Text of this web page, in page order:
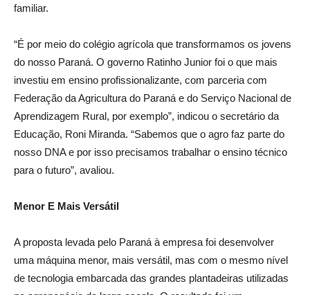
familiar.
“É por meio do colégio agrícola que transformamos os jovens
do nosso Paraná. O governo Ratinho Junior foi o que mais
investiu em ensino profissionalizante, com parceria com
Federação da Agricultura do Paraná e do Serviço Nacional de
Aprendizagem Rural, por exemplo”, indicou o secretário da
Educação, Roni Miranda. “Sabemos que o agro faz parte do
nosso DNA e por isso precisamos trabalhar o ensino técnico
para o futuro”, avaliou.
Menor E Mais Versátil
A proposta levada pelo Paraná à empresa foi desenvolver
uma máquina menor, mais versátil, mas com o mesmo nível
de tecnologia embarcada das grandes plantadeiras utilizadas